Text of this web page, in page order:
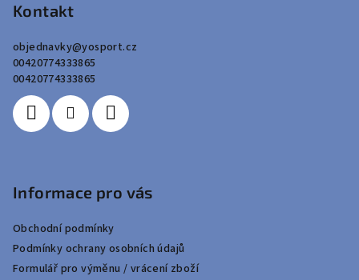
Kontakt
objednavky@yosport.cz
00420774333865
00420774333865
Informace pro vás
Obchodní podmínky
Podmínky ochrany osobních údajů
Formulář pro výměnu / vrácení zboží